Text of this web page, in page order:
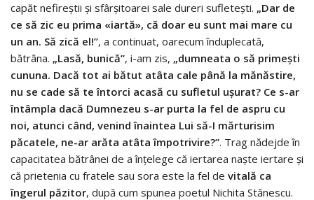
capăt nefireștii și sfârșitoarei sale dureri sufletești. „Dar de
ce să zic eu prima «iartă», că doar eu sunt mai mare cu
un an. Să zică el!”, a continuat, oarecum înduplecată,
bătrâna. „Lasă, bunică”, i-am zis, „dumneata o să primești
cununa. Dacă tot ai bătut atâta cale până la mănăstire,
nu se cade să te întorci acasă cu sufletul ușurat? Ce s-ar
întâmpla dacă Dumnezeu s-ar purta la fel de aspru cu
noi, atunci când, venind înaintea Lui să-I mărturisim
păcatele, ne-ar arăta atâta împotrivire?”. Trag nădejde în
capacitatea bătrânei de a înțelege că iertarea naște iertare și
că prietenia cu fratele sau sora este la fel de vitală ca
îngerul păzitor, după cum spunea poetul Nichita Stănescu.